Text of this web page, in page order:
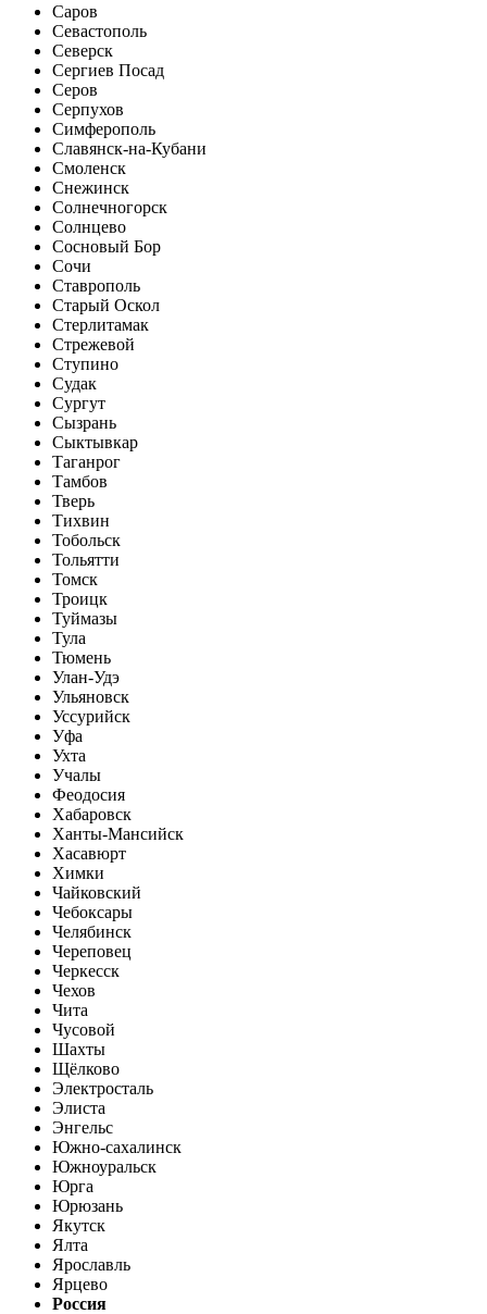
Саров
Севастополь
Северск
Сергиев Посад
Серов
Серпухов
Симферополь
Славянск-на-Кубани
Смоленск
Снежинск
Солнечногорск
Солнцево
Сосновый Бор
Сочи
Ставрополь
Старый Оскол
Стерлитамак
Стрежевой
Ступино
Судак
Сургут
Сызрань
Сыктывкар
Таганрог
Тамбов
Тверь
Тихвин
Тобольск
Тольятти
Томск
Троицк
Туймазы
Тула
Тюмень
Улан-Удэ
Ульяновск
Уссурийск
Уфа
Ухта
Учалы
Феодосия
Хабаровск
Ханты-Мансийск
Хасавюрт
Химки
Чайковский
Чебоксары
Челябинск
Череповец
Черкесск
Чехов
Чита
Чусовой
Шахты
Щёлково
Электросталь
Элиста
Энгельс
Южно-сахалинск
Южноуральск
Юрга
Юрюзань
Якутск
Ялта
Ярославль
Ярцево
Россия